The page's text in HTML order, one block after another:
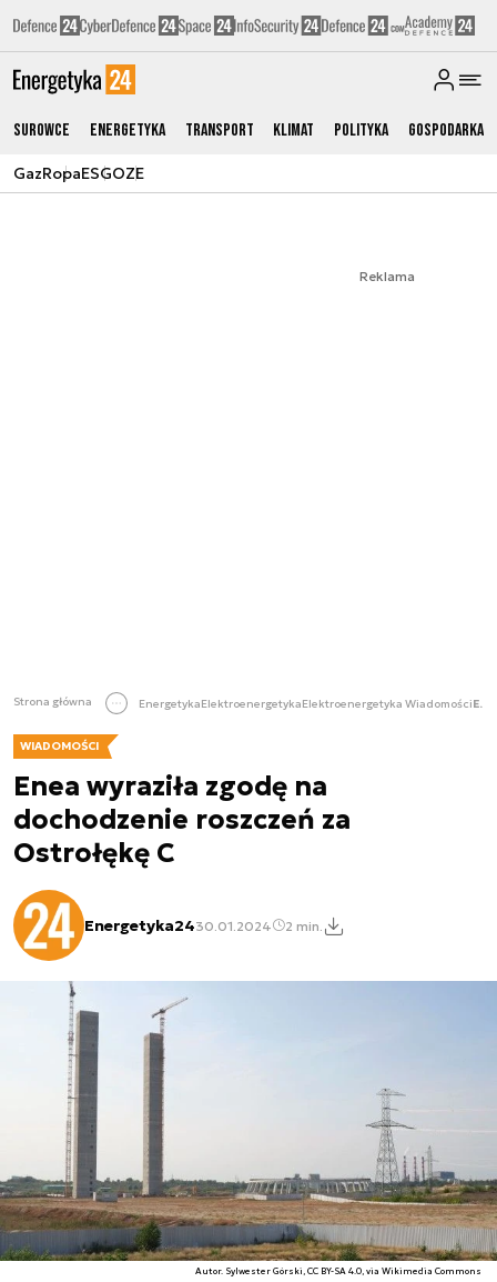
Surowce Energetyka Transport Klimat Polityka Gospodarka
GazRopaESGOZE
Reklama
Strona główna EnergetykaElektroenergetykaElektroenergetyka Wiadomości
WIADOMOŚCI
Enea wyraziła zgodę na
dochodzenie roszczeń za
Ostrołękę C
Energetyka2430.01.2024 2 min.
Autor. Sylwester Górski, CC BY-SA 4.0, via Wikimedia Commons